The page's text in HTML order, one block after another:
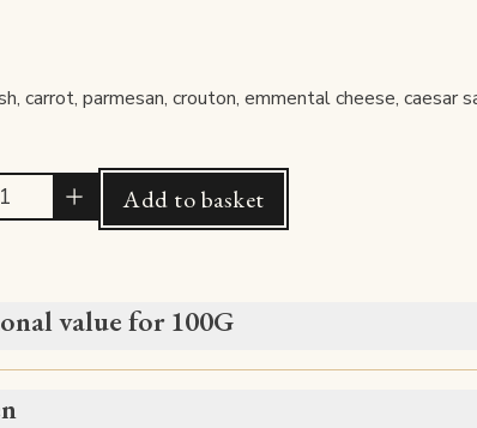
carrot, parmesan, crouton, emmental cheese, caesar
Add to basket
value for 100G